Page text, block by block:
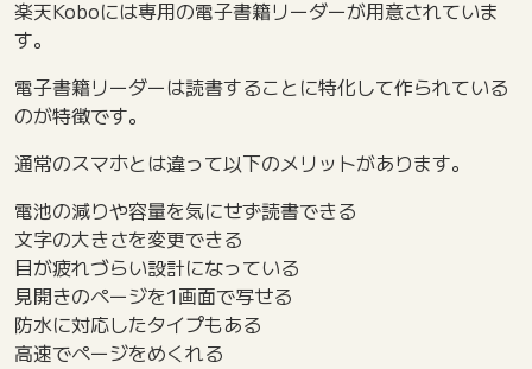
楽天Koboには専用の電子書籍リーダーが用意されていま
す。
電子書籍リーダーは読書することに特化して作られている
のが特徴です。
通常のスマホとは違って以下のメリットがあります。
電池の減りや容量を気にせず読書できる
文字の大きさを変更できる
目が疲れづらい設計になっている
見開きのページを1画面で写せる
防水に対応したタイプもある
高速でページをめくれる